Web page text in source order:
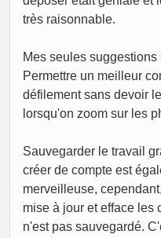
très raisonnable.
Mes seules suggestions
Permettre un meilleur
défilement sans devoir
lorsqu'on zoom sur les
Sauvegarder le travail
créer de compte est
merveilleuse,
mise à jour et efface les
n'est pas sauvegardé.